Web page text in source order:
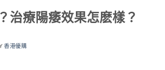
治療陽痿效果怎麽樣？
香港優購